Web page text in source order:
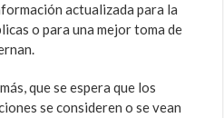
actualizada para la
o para una mejor toma de
que se espera que los
se consideren o se vean